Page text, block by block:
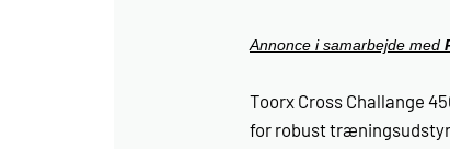
Annonce i samarbejde med
Toorx Cross Challange
for robust